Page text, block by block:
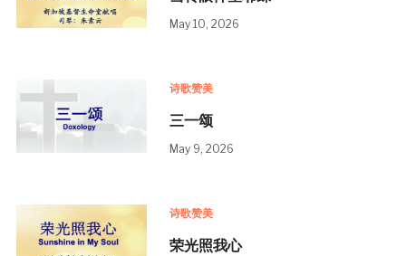
May 10, 2026
诗歌赞美
三一颂
May 9, 2026
诗歌赞美
荣光照我心